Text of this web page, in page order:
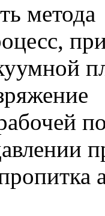
метода